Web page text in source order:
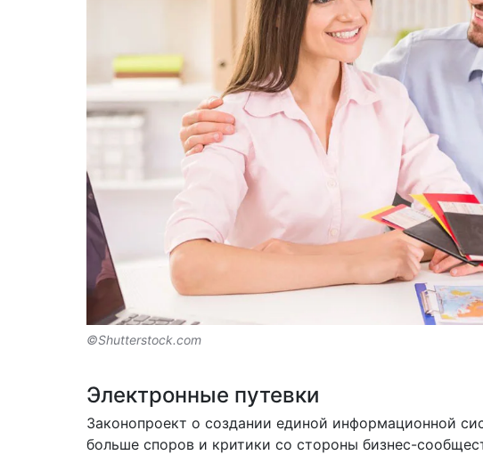
©Shutterstock.com
Электронные путевки
Законопроект о создании единой информационной
больше споров и критики со стороны бизнес-